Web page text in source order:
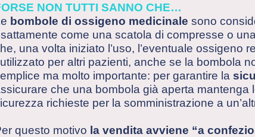
NON TUTTI SANNO CHE…
bombole di ossigeno medicinale sono
come una scatola di compresse o
una volta iniziato l’uso, l’eventuale ossigeno
per altri pazienti, anche se la bombola
ma molto importante: per garantire la
che una bombola già aperta mantenga
richieste per la somministrazione a
questo motivo la vendita avviene “a